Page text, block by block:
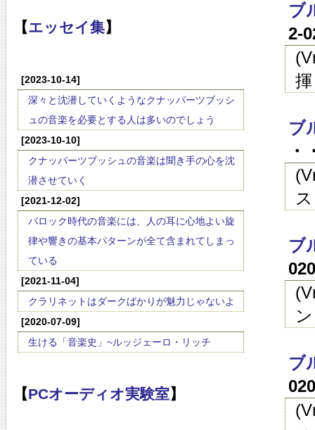
【エッセイ集】
[2023-10-14]
深々と沈潜していくようなクナッパーツブッシ
ュの音楽を必要とする人は多いのでしょう
[2023-10-10]
クナッパーツブッシュの音楽は聞き手の心を沈
潜させていく
[2021-12-02]
バロック時代の音楽には、人の耳に心地よい旋
律や響きの基本パターンが全て含まれてしまっ
ている
[2021-11-04]
クラリネットはダークばかりが魅力じゃないよ
[2020-07-09]
生ける「音楽史」~ルッジェーロ・リッチ
【PCオーディオ実験室】
ブ
2-
ブ
・
ブ
ブ